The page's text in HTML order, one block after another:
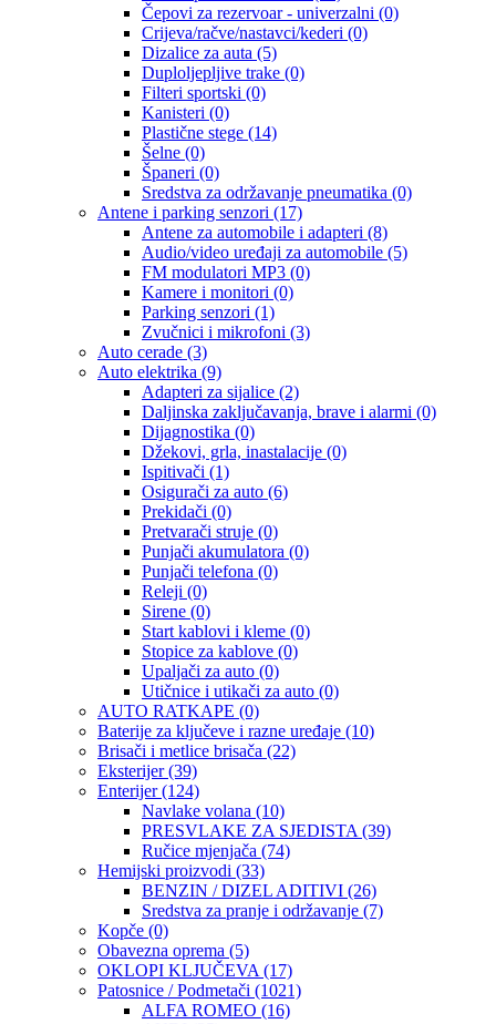
Čepovi za rezervoar - univerzalni (0)
Crijeva/račve/nastavci/kederi (0)
Dizalice za auta (5)
Duploljepljive trake (0)
Filteri sportski (0)
Kanisteri (0)
Plastične stege (14)
Šelne (0)
Španeri (0)
Sredstva za održavanje pneumatika (0)
Antene i parking senzori (17)
Antene za automobile i adapteri (8)
Audio/video uređaji za automobile (5)
FM modulatori MP3 (0)
Kamere i monitori (0)
Parking senzori (1)
Zvučnici i mikrofoni (3)
Auto cerade (3)
Auto elektrika (9)
Adapteri za sijalice (2)
Daljinska zaključavanja, brave i alarmi (0)
Dijagnostika (0)
Džekovi, grla, inastalacije (0)
Ispitivači (1)
Osigurači za auto (6)
Prekidači (0)
Pretvarači struje (0)
Punjači akumulatora (0)
Punjači telefona (0)
Releji (0)
Sirene (0)
Start kablovi i kleme (0)
Stopice za kablove (0)
Upaljači za auto (0)
Utičnice i utikači za auto (0)
AUTO RATKAPE (0)
Baterije za ključeve i razne uređaje (10)
Brisači i metlice brisača (22)
Eksterijer(39)
Enterijer(124)
Navlake volana (10)
PRESVLAKE ZA SJEDISTA (39)
Ručice mjenjača (74)
Hemijski proizvodi (33)
BENZIN / DIZEL ADITIVI (26)
Sredstva za pranje i održavanje (7)
Kopče (0)
Obavezna oprema (5)
OKLOPI KLJUČEVA (17)
Patosnice / Podmetači (1021)
ALFA ROMEO (16)